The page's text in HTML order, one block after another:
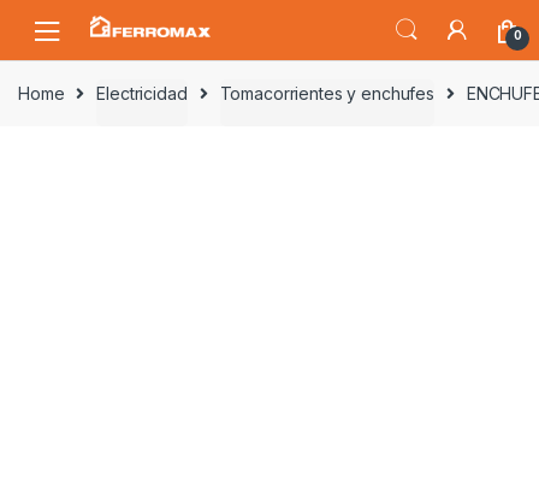
la
navegación
contenido
0
Home Electricidad Tomacorrientes y enchufes